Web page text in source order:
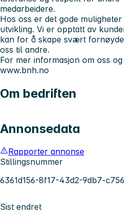
medarbeidere.
Hos oss er det gode
utvikling. Vi er opptatt av
kan for å skape svært
oss til andre.
For mer informasjon om oss
www.bnh.no
Om bedriften
Annonsedata
Rapporter annonse
Stillingsnummer
6361d156-8f17-43d2-9db7-
Sist endret